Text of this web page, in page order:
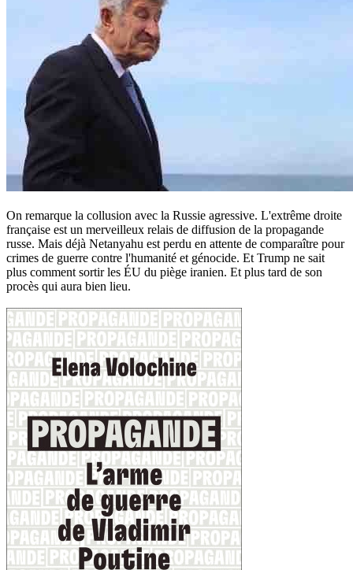
On remarque la collusion avec la Russie agressive. L'extrême droite
française est un merveilleux relais de diffusion de la propagande
russe. Mais déjà Netanyahu est perdu en attente de comparaître pour
crimes de guerre contre l'humanité et génocide. Et Trump ne sait
plus comment sortir les ÉU du piège iranien. Et plus tard de son
procès qui aura bien lieu.